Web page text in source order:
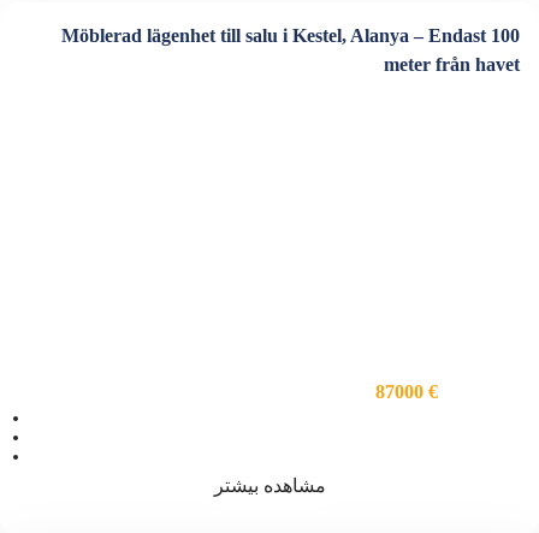
87000 €
مشاهده بیشتر
Möblerad lägenhet till salu i Kestel, Alanya – Endast 100
meter från havet